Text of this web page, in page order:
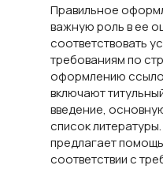
Правильное
важную роль в ее
соответствовать
требованиям по
оформлению
включают
введение,
список
предлагает
соответствии с